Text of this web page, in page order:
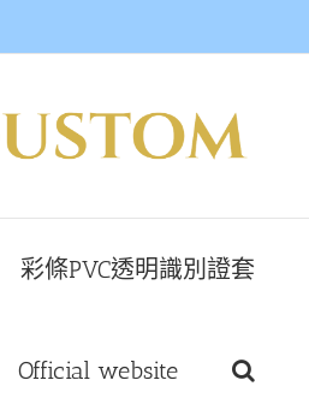
彩條PVC透明識別證套
Official website